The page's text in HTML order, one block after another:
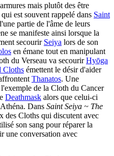
mais plutôt des être
est souvent rappelé dans Saint
partie de l'âme de leurs
se manifeste ainsi lorsque la
secourir Seiya lors de son
en émane tout en manipulant
du Verseau va secourirHyōga
Cloths émettent le désir d'aider
Thanatos. Une
de la Cloth du Cancer
Deathmask alors que celui-ci
Dans Saint Seiya ~ The
des Cloths qui discutent avec
son sang pour réparer la
une conversation avec